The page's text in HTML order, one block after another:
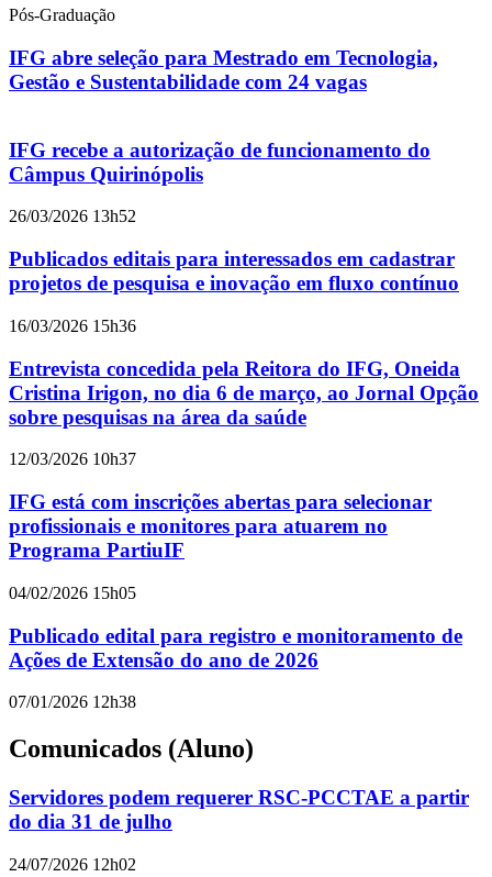
Pós-Graduação
IFG abre seleção para Mestrado em Tecnologia,
Gestão e Sustentabilidade com 24 vagas
IFG recebe a autorização de funcionamento do
Câmpus Quirinópolis
26/03/2026 13h52
Publicados editais para interessados em cadastrar
projetos de pesquisa e inovação em fluxo contínuo
16/03/2026 15h36
Entrevista concedida pela Reitora do IFG, Oneida
Cristina Irigon, no dia 6 de março, ao Jornal Opção
sobre pesquisas na área da saúde
12/03/2026 10h37
IFG está com inscrições abertas para selecionar
profissionais e monitores para atuarem no
Programa PartiuIF
04/02/2026 15h05
Publicado edital para registro e monitoramento de
Ações de Extensão do ano de 2026
07/01/2026 12h38
Comunicados (Aluno)
Servidores podem requerer RSC-PCCTAE a partir
do dia 31 de julho
24/07/2026 12h02